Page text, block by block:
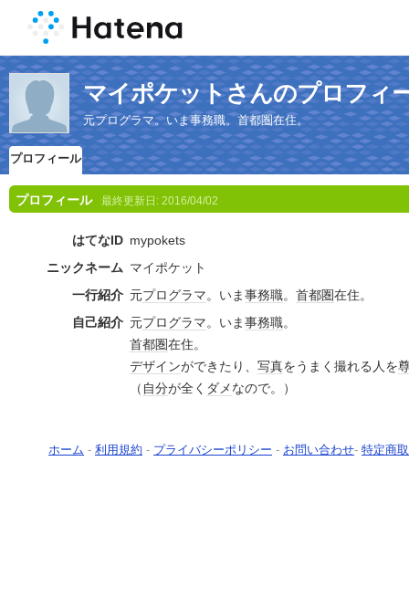
マイポケットさんのプロフィ
元プログラマ。いま事務職。首都圏在住。
プロフィール
プロフィール 最終更新日: 2016/04/02
はてなID mypokets
ニックネーム マイポケット
一行紹介 元プログラマ。いま事務職。 首都圏在住。
自己紹介 元プログラマ。いま事務職。
首都圏在住。
デザインができたり、 写真をうまく撮れる人を
（ 自分が全く ダメなので。）
ホーム - 利用規約 - プライバシーポリシー - お問い合わせ- 特定商